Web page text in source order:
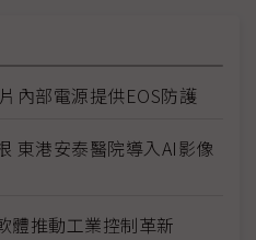
內部電源提供EOS防護
東港安泰醫院導入AI影像
體推動工業控制革新